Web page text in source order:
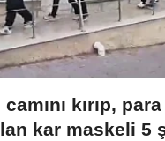
kırıp,
kar maskeli 5